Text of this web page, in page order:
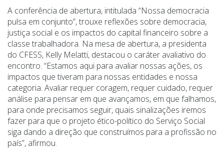
A conferência de abertura, intitulada “Nossa democracia
pulsa em conjunto”, trouxe reflexões sobre democracia,
justiça social e os impactos do capital financeiro sobre a
classe trabalhadora. Na mesa de abertura, a presidenta
do CFESS, Kelly Melatti, destacou o caráter avaliativo do
encontro. “Estamos aqui para avaliar nossas ações, os
impactos que tiveram para nossas entidades e nossa
categoria. Avaliar requer coragem, requer cuidado, requer
análise para pensar em que avançamos, em que falhamos,
para onde precisamos seguir, quais sinalizações iremos
fazer para que o projeto ético-político do Serviço Social
siga dando a direção que construímos para a profissão no
país”, afirmou.